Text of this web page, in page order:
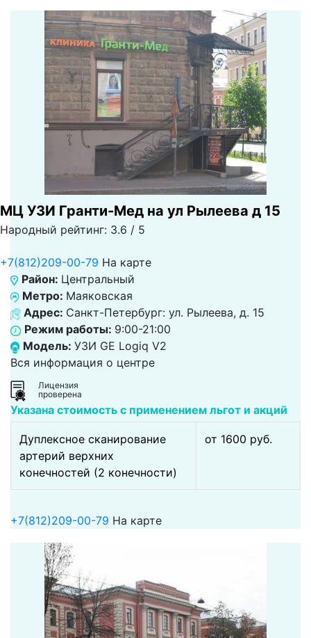
МЦ УЗИ Гранти-Мед на ул Рылеева д 15
Народный рейтинг: 3.6 / 5
+7(812)209-00-79 На карте
Район: Центральный
Метро: Маяковская
Адрес: Санкт-Петербург: ул. Рылеева, д. 15
Режим работы: 9:00-21:00
Модель: УЗИ GE Logiq V2
Вся информация о центре
Лицензия
проверена
Указана стоимость с применением льгот и акций
Дуплексное сканирование
артерий верхних
конечностей (2 конечности)
от 1600 pуб.
+7(812)209-00-79 На карте